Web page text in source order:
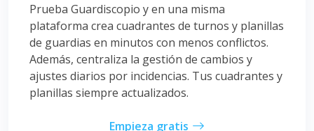
Prueba Guardiscopio y en una misma
plataforma crea cuadrantes de turnos y planillas
de guardias en minutos con menos conflictos.
Además, centraliza la gestión de cambios y
ajustes diarios por incidencias. Tus cuadrantes y
planillas siempre actualizados.
Empieza gratis